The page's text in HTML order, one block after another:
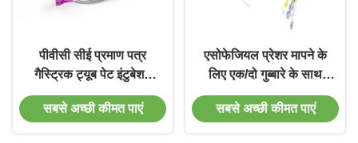
पीवीसी सीई प्रमाण पत्र
गैस्ट्रिक ट्यूब पेट इंटुबेशन
12FR
सबसे अच्छी कीमत पाएं
एसोफेजियल प्रेशर मापने के
लिए एक/दो गुब्बारे के साथ
एंटरल फीडिंग ट्यूब
सबसे अच्छी कीमत पाएं